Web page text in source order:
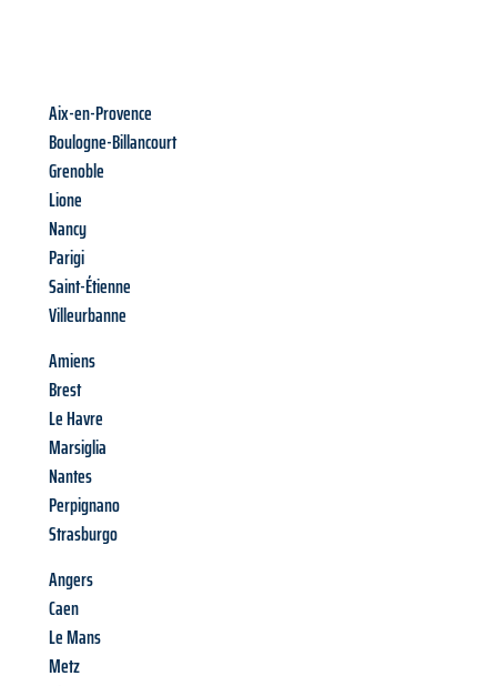
Aix-en-Provence
Boulogne-Billancourt
Grenoble
Lione
Nancy
Parigi
Saint-Étienne
Villeurbanne
Amiens
Brest
Le Havre
Marsiglia
Nantes
Perpignano
Strasburgo
Angers
Caen
Le Mans
Metz